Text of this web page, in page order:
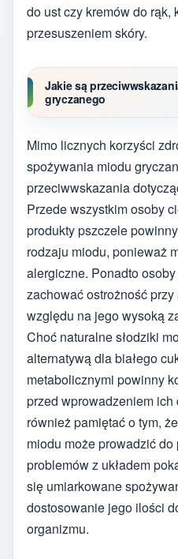
do ust czy kremów do rąk,
przesuszeniem skóry.
Jakie są
gryczanego
Mimo licznych korzyści
spożywania miodu
przeciwwskazania
Przede wszystkim osoby
produkty pszczele
rodzaju miodu, ponieważ
alergiczne. Ponadto
zachować ostrożność
względu na jego wysoką
Choć naturalne słodziki
alternatywą dla białego
metabolicznymi powinny
przed wprowadzeniem ich
również pamiętać o tym,
miodu może prowadzić do
problemów z układem
się umiarkowane
dostosowanie jego ilości
organizmu.